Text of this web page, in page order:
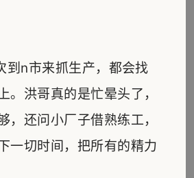
到n市来抓生产，都会找
洪哥真的是忙晕头了，
还问小厂子借熟练工，
一切时间，把所有的精力